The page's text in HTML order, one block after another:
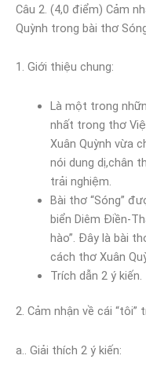
Câu 2. (4,0 điểm) Cảm
Quỳnh trong bài thơ
1. Giới thiệu chung:
Là một trong
nhất trong thơ
Xuân Quỳnh vừa
nói dung dị,chân
trải nghiệm.
Bài thơ “Sóng”
biển Diêm Điền-
hào”. Đây là bài
cách thơ Xuân
Trích dẫn 2 ý kiến.
2. Cảm nhận về cái
a.. Giải thích 2 ý kiến: